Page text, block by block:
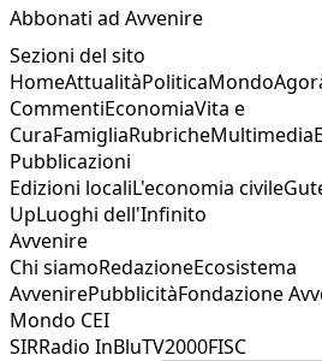
Abbonati ad Avvenire
Sezioni del sito
HomeAttualitàPoliticaMondo
CommentiEconomiaVita e
CuraFamigliaRubricheMultimedia
Pubblicazioni
Edizioni localiL'economia civile
UpLuoghi dell'Infinito
Avvenire
Chi siamoRedazioneEcosistema
AvvenirePubblicitàFondazione
Mondo CEI
SIRRadio InBluTV2000FISC